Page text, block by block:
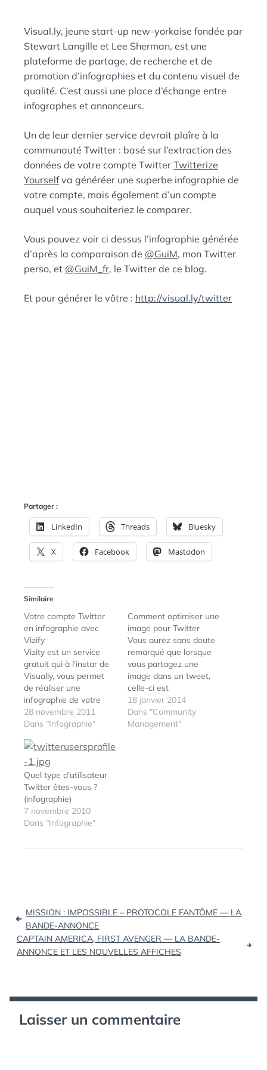
Visual.ly, jeune start-up new-yorkaise fondée par
Stewart Langille et Lee Sherman, est une
plateforme de partage, de recherche et de
promotion d’infographies et du contenu visuel de
qualité. C’est aussi une place d’échange entre
infographes et annonceurs.
Un de leur dernier service devrait plaîre à la
communauté Twitter : basé sur l’extraction des
données de votre compte Twitter Twitterize
Yourselfva généréer une superbe infographie de
votre compte, mais également d’un compte
auquel vous souhaiteriez le comparer.
Vous pouvez voir ci dessus l’infographie générée
d’après la comparaison de @GuiM, mon Twitter
perso, et @GuiM_fr, le Twitter de ce blog.
Et pour générer le vôtre : http://visual.ly/twitter
Partager :
LinkedIn Threads Bluesky
X Facebook Mastodon
Similaire
Votre compte Twitter
en infographie avec
Vizify
Vizity est un service
gratuit qui à l'instar de
Visually, vous permet
de réaliser une
infographie de votre
compte Twitter,
visualisant par exemple
mois par mois dans
l'année écoulée, vos
tweets les plus
efficaces, vos followers
qui vous ont le plus
mentionné ainsi que
"l'impact
géographique"…
28 novembre 2011
Dans "Infographie"
Comment optimiser une
image pour Twitter
Vous aurez sans doute
remarqué que lorsque
vous partagez une
image dans un tweet,
celle-ci est
automatiquement
recadrée au moment de
son affichage. En effet,
18 janvier 2014
Dans "Community
Management"
Quel type d’utilisateur
Twitter êtes-vous ?
(infographie)
7 novembre 2010
Dans "Infographie"
Navigation
de
l’article
MISSION : IMPOSSIBLE – PROTOCOLE FANTÔME — LA
BANDE-ANNONCE
CAPTAIN AMERICA, FIRST AVENGER — LA BANDE-
ANNONCE ET LES NOUVELLES AFFICHES
Laisser un commentaire